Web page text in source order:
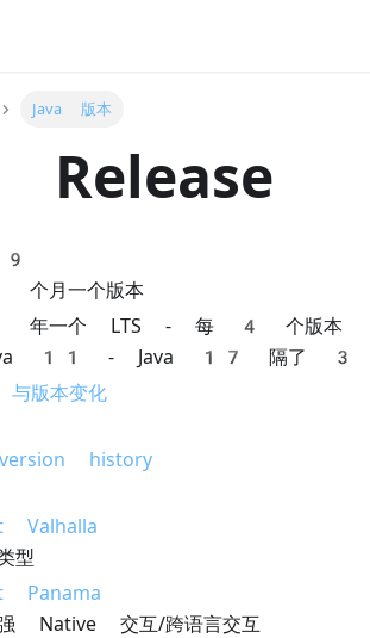
Java 版本
Release
9
月一个版本
一个 LTS - 每 4 个版本
11 - Java 17 隔了 3 年,
版本变化
history
Valhalla
型
Panama
Native 交互/跨语言交互